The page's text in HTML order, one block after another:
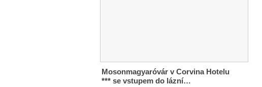
Mosonmagyaróvár v Corvina Hotelu
*** se vstupem do lázní…